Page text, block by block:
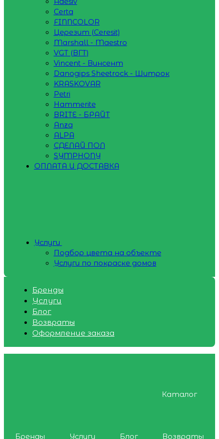
Certa
FINNCOLOR
Церезит (Ceresit)
Marshall - Maestro
VGT (ВГТ)
Vincent - Винсент
Danogips Sheetrock - Шитрок
KRASKOVAR
Petri
Hammerite
BRITE - БРАЙТ
Anza
ALPA
СДЕЛАЙ ПОЛ
SYMPHONY
ОПЛАТА И ДОСТАВКА
Услуги
Подбор цвета на объекте
Услуги по покраске домов
Бренды
Услуги
Блог
Возвраты
Оформление заказа
Каталог
Бренды Услуги Блог
Возвраты